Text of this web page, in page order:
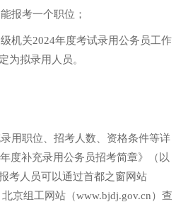
报考一个职位；
机关2024年度考试录用公务员工作
为拟录用人员。
用职位、招考人数、资格条件等详
度补充录用公务员招考简章》（以
考人员可以通过首都之窗网站
北京组工网站（www.bjdj.gov.cn）查